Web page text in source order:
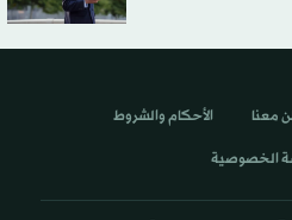
معنا الأحكام والشروط
الخصوصية